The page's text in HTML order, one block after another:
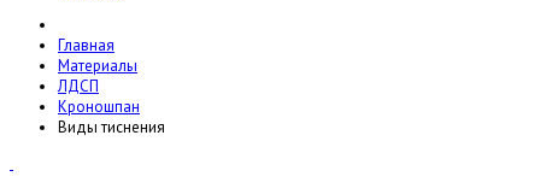
Главная
Материалы
ЛДСП
Кроношпан
Виды тиснения